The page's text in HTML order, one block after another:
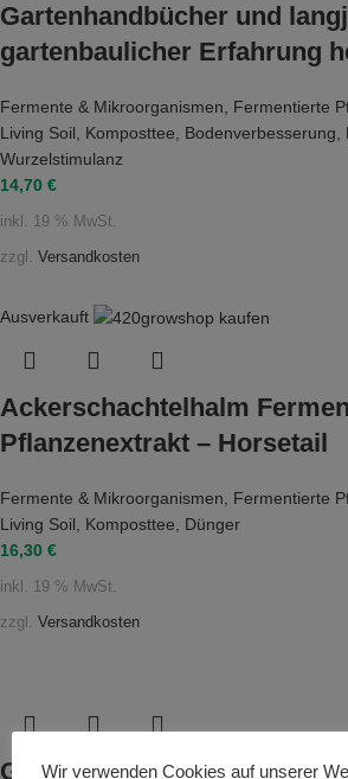
Gartenhandbücher und
gartenbaulicher Erfahrung
Fermente & Mikroorganismen, Fermentierte
Living Soil, Komposttee, Bodenverbesserung,
Wurzelstimulanz
14,70 €
inkl. 19 % MwSt.
zzgl. Versandkosten
Ausverkauft
Ackerschachtelhalm
Pflanzenextrakt – Horsetail
Fermente & Mikroorganismen, Fermentierte
Living Soil, Komposttee, Dünger
16,30 €
inkl. 19 % MwSt.
zzgl. Versandkosten
Gartenkalk, Kohlensaurer
Wir verwenden Cookies auf unserer